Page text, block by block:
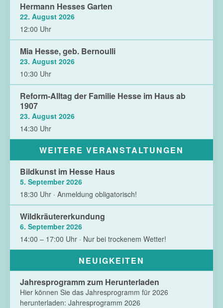
Hermann Hesses Garten
22. August 2026
12:00 Uhr
Mia Hesse, geb. Bernoulli
23. August 2026
10:30 Uhr
Reform-Alltag der Familie Hesse im Haus ab
1907
23. August 2026
14:30 Uhr
WEITERE VERANSTALTUNGEN
Bildkunst im Hesse Haus
5. September 2026
18:30 Uhr · Anmeldung obligatorisch!
Wildkräutererkundung
6. September 2026
14:00 – 17:00 Uhr · Nur bei trockenem Wetter!
NEUIGKEITEN
Jahresprogramm zum Herunterladen
Hier können Sie das Jahresprogramm für 2026
herunterladen: Jahresprogramm 2026